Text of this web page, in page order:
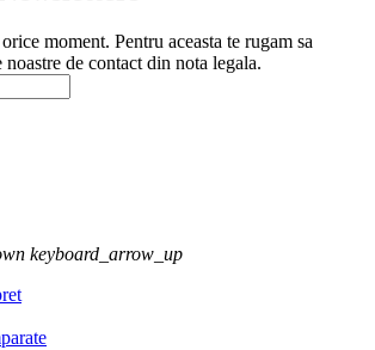
moment. Pentru aceasta te rugam sa
de contact din nota legala.
keyboard_arrow_up